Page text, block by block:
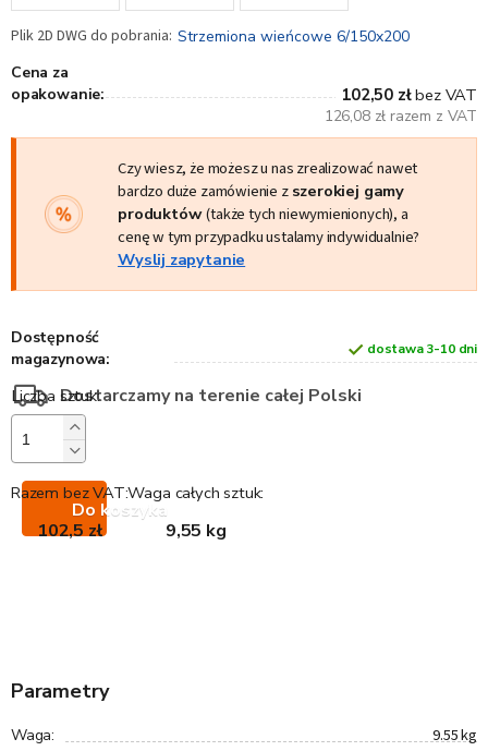
Strzemiona wieńcowe 6/150x200
Cena za
opakowanie:
102,50 złbez VAT
126,08 zł razem z VAT
Czy wiesz, że możesz u nas zrealizować nawet
bardzo duże zamówienie z szerokiej gamy
produktów(także tych niewymienionych), a
cenę w tym przypadku ustalamy indywidualnie?
Wyslij zapytanie
Dostępność
magazynowa:
dostawa 3-10 dni
Dostarczamy na terenie całej Polski
Do koszyka
Waga całych sztuk:
9,55 kg
Razem bez VAT:
102,5 zł
Parametry
Waga: 9.55 kg